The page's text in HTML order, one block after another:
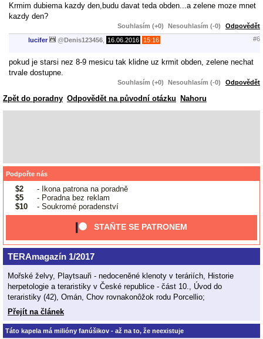
Krmim dubiema kazdy den,budu davat teda obden...a zelene moze mnet
kazdy den?
Souhlasím (+0) Nesouhlasím (-0) Odpovědět
lucifer @Denis123456 16.06.2016 15:16 #6
pokud je starsi nez 8-9 mesicu tak klidne uz krmit obden, zelene nechat
trvale dostupne.
Souhlasím (+0) Nesouhlasím (-0) Odpovědět
Zpět do poradny Odpovědět na původní otázku Nahoru
Podpořte nás
$2
- Ikona patrona na poradně
$5
- Poradna bez reklam
$10
- Soukromé poradenství
STAŇTE SE PATRONEM
TERAmagazín 1/2017
Mořské želvy, Playtsauři - nedoceněné klenoty v teráriích, Historie
herpetologie a teraristiky v České republice - část 10., Úvod do
teraristiky (42), Omán, Chov rovnakonôžok rodu Porcellio;
Přejít na článek
Táto kapela má milióny fanúšikov - až na to, že neexistuje